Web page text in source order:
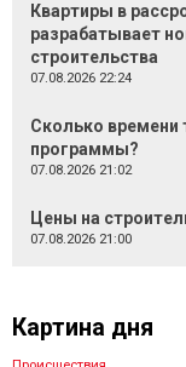
Квартиры в
разрабатывает
строительства
07.08.2026 22:24
Сколько времени
программы?
07.08.2026 21:02
Цены на
07.08.2026 21:00
Картина дня